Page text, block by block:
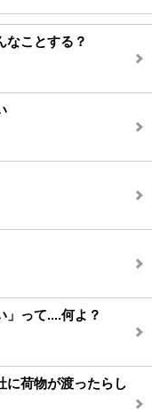
なことする？
って....何よ？
に荷物が渡ったらし